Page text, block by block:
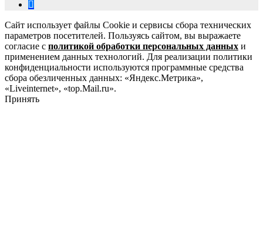
Сайт использует файлы Cookie и сервисы сбора технических
параметров посетителей. Пользуясь сайтом, вы выражаете
согласие с политикой обработки персональных данных и
применением данных технологий. Для реализации политики
конфиденциальности используются программные средства
сбора обезличенных данных: «Яндекс.Метрика»,
«Liveinternet», «top.Mail.ru».
Принять